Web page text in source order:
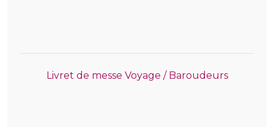
Livret de messe Voyage / Baroudeurs